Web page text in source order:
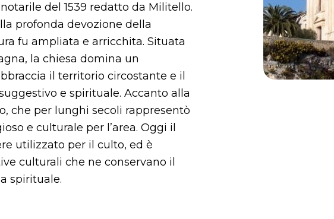
del 1539 redatto da Militello.
profonda devozione della
fu ampliata e arricchita. Situata
la chiesa domina un
il territorio circostante e il
e spirituale. Accanto alla
che per lunghi secoli rappresentò
e culturale per l’area. Oggi il
utilizzato per il culto, ed è
culturali che ne conservano il
spirituale.